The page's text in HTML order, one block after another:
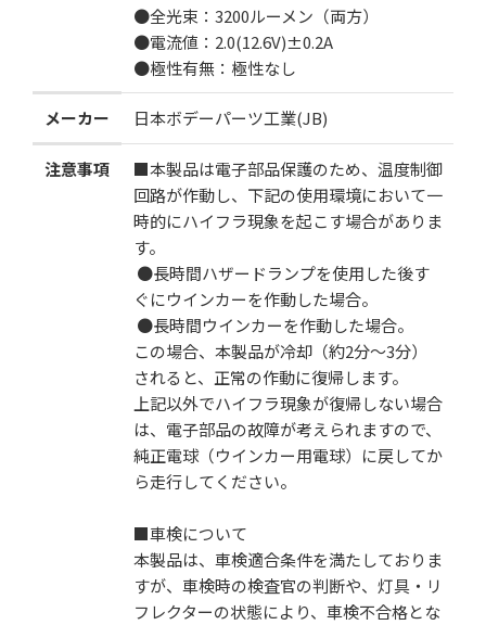
●全光束：3200ルーメン（両方）
●電流値：2.0(12.6V)±0.2A
●極性有無：極性なし
メーカー 日本ボデーパーツ工業(JB)
注意事項
■本製品は電子部品保護のため、温度制御
回路が作動し、下記の使用環境において一
時的にハイフラ現象を起こす場合がありま
す。
●長時間ハザードランプを使用した後す
ぐにウインカーを作動した場合。
●長時間ウインカーを作動した場合。
この場合、本製品が冷却（約2分～3分）
されると、正常の作動に復帰します。
上記以外でハイフラ現象が復帰しない場合
は、電子部品の故障が考えられますので、
純正電球（ウインカー用電球）に戻してか
ら走行してください。
■車検について
本製品は、車検適合条件を満たしておりま
すが、車検時の検査官の判断や、灯具・リ
フレクターの状態により、車検不合格とな